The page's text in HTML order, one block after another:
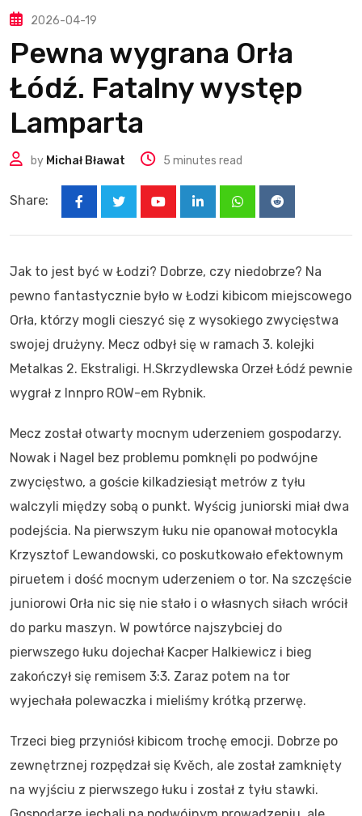
2026-04-19
Pewna wygrana Orła
Łódź. Fatalny występ
Lamparta
by Michał Bławat 5 minutes read
Share:
LinkedInWhatsappReddit
Jak to jest być w Łodzi? Dobrze, czy niedobrze? Na
pewno fantastycznie było w Łodzi kibicom miejscowego
Orła, którzy mogli cieszyć się z wysokiego zwycięstwa
swojej drużyny. Mecz odbył się w ramach 3. kolejki
Metalkas 2. Ekstraligi. H.Skrzydlewska Orzeł Łódź pewnie
wygrał z Innpro ROW-em Rybnik.
Mecz został otwarty mocnym uderzeniem gospodarzy.
Nowak i Nagel bez problemu pomknęli po podwójne
zwycięstwo, a goście kilkadziesiąt metrów z tyłu
walczyli między sobą o punkt. Wyścig juniorski miał dwa
podejścia. Na pierwszym łuku nie opanował motocykla
Krzysztof Lewandowski, co poskutkowało efektownym
piruetem i dość mocnym uderzeniem o tor. Na szczęście
juniorowi Orła nic się nie stało i o własnych siłach wrócił
do parku maszyn. W powtórce najszybciej do
pierwszego łuku dojechał Kacper Halkiewicz i bieg
zakończył się remisem 3:3. Zaraz potem na tor
wyjechała polewaczka i mieliśmy krótką przerwę.
Trzeci bieg przyniósł kibicom trochę emocji. Dobrze po
zewnętrznej rozpędzał się Kvěch, ale został zamknięty
na wyjściu z pierwszego łuku i został z tyłu stawki.